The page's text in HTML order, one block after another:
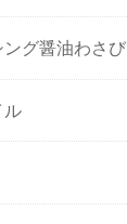
グ醤油わさび
ル